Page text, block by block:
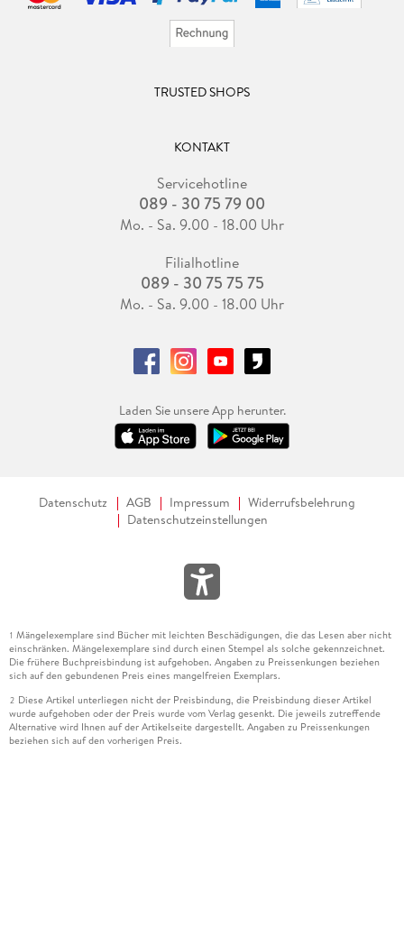
TRUSTED SHOPS
KONTAKT
Servicehotline
089 - 30 75 79 00
Mo. - Sa. 9.00 - 18.00 Uhr
Filialhotline
089 - 30 75 75 75
Mo. - Sa. 9.00 - 18.00 Uhr
Laden Sie unsere App herunter.
Datenschutz AGB Impressum
Widerrufsbelehrung
Datenschutzeinstellungen
1 Mängelexemplare sind Bücher mit leichten Beschädigungen, die das Lesen aber nicht
einschränken. Mängelexemplare sind durch einen Stempel als solche gekennzeichnet.
Die frühere Buchpreisbindung ist aufgehoben. Angaben zu Preissenkungen beziehen
sich auf den gebundenen Preis eines mangelfreien Exemplars.
2 Diese Artikel unterliegen nicht der Preisbindung, die Preisbindung dieser Artikel
wurde aufgehoben oder der Preis wurde vom Verlag gesenkt. Die jeweils zutreffende
Alternative wird Ihnen auf der Artikelseite dargestellt. Angaben zu Preissenkungen
beziehen sich auf den vorherigen Preis.